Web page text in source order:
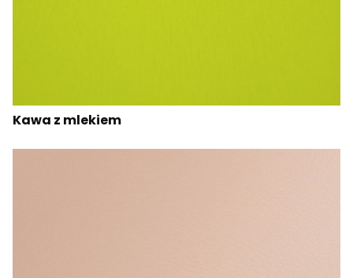
Kawa z mlekiem